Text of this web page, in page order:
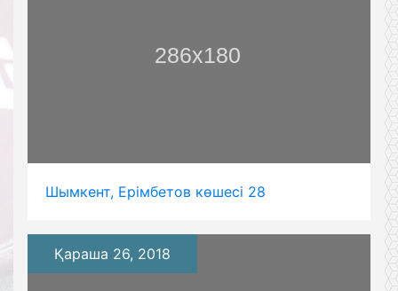
Шымкент, Ерімбетов көшесі 28
Қараша 26, 2018